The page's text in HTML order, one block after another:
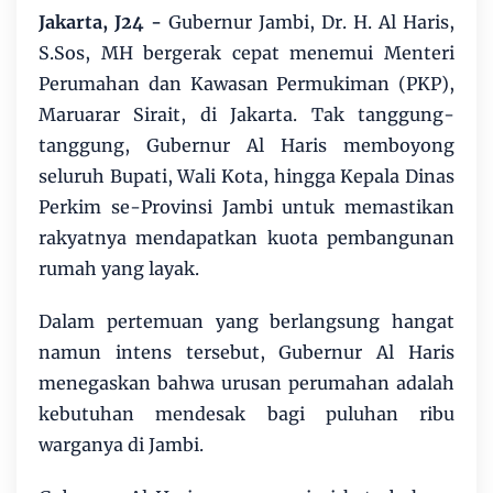
Jakarta, J24 - Gubernur Jambi, Dr. H. Al Haris,
S.Sos, MH bergerak cepat menemui Menteri
Perumahan dan Kawasan Permukiman (PKP),
Maruarar Sirait, di Jakarta. Tak tanggung-
tanggung, Gubernur Al Haris memboyong
seluruh Bupati, Wali Kota, hingga Kepala Dinas
Perkim se-Provinsi Jambi untuk memastikan
rakyatnya mendapatkan kuota pembangunan
rumah yang layak.
Dalam pertemuan yang berlangsung hangat
namun intens tersebut, Gubernur Al Haris
menegaskan bahwa urusan perumahan adalah
kebutuhan mendesak bagi puluhan ribu
warganya di Jambi.